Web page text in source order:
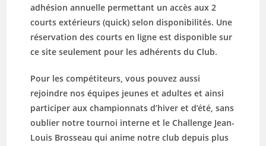
adhésion annuelle permettant un accès aux 2
courts extérieurs (quick) selon disponibilités. Une
réservation des courts en ligne est disponible sur
ce site seulement pour les adhérents du Club.
Pour les compétiteurs, vous pouvez aussi
rejoindre nos équipes jeunes et adultes et ainsi
participer aux championnats d’hiver et d’été, sans
oublier notre tournoi interne et le Challenge Jean-
Louis Brosseau qui anime notre club depuis plus